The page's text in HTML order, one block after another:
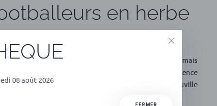
en herbe
08 août 2026
FERMER